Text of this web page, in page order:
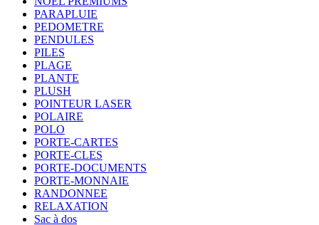
PARAPLUIE
PEDOMETRE
PENDULES
PILES
PLAGE
PLANTE
PLUSH
POINTEUR LASER
POLAIRE
POLO
PORTE-CARTES
PORTE-CLES
PORTE-DOCUMENTS
PORTE-MONNAIE
RANDONNEE
RELAXATION
Sac à dos